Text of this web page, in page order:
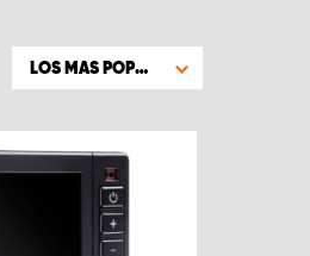
LOS MAS POPULARES